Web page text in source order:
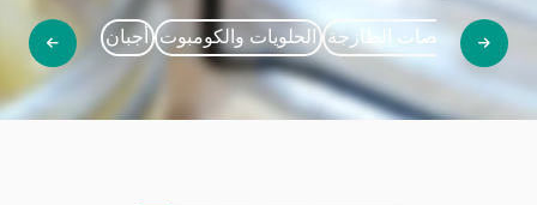
أجبان الحلويات والكومبوت والصلصات الطازجة